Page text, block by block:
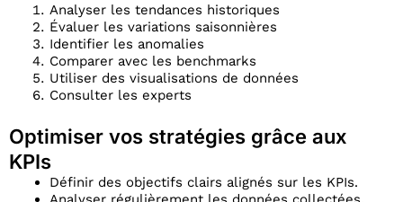
Analyser les tendances historiques
Évaluer les variations saisonnières
Identifier les anomalies
Comparer avec les benchmarks
Utiliser des visualisations de données
Consulter les experts
Optimiser vos stratégies grâce aux
KPIs
Définir des objectifs clairs alignés sur les KPIs.